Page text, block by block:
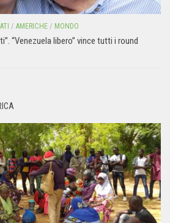
/ AMERICHE / MONDO
“Venezuela libero” vince tutti i round